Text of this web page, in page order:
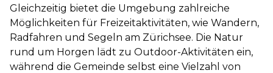
Gleichzeitig bietet die Umgebung zahlreiche
Möglichkeiten für Freizeitaktivitäten, wie Wandern,
Radfahren und Segeln am Zürichsee. Die Natur
rund um Horgen lädt zu Outdoor-Aktivitäten ein,
während die Gemeinde selbst eine Vielzahl von